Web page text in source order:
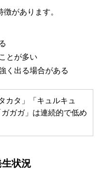
があります。
とが多い
く出る場合がある
カタ」「キュルキュ
ガガ」は連続的で低め
生状況